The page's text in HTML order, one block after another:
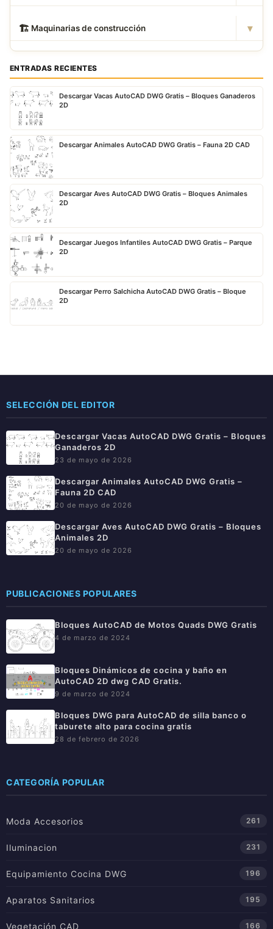
🏗 ️ Maquinarias de construcción ▾
ENTRADAS RECIENTES
Descargar Vacas AutoCAD DWG Gratis – Bloques Ganaderos
2D
Descargar Animales AutoCAD DWG Gratis – Fauna 2D CAD
Descargar Aves AutoCAD DWG Gratis – Bloques Animales
2D
Descargar Juegos Infantiles AutoCAD DWG Gratis – Parque
2D
Descargar Perro Salchicha AutoCAD DWG Gratis – Bloque
2D
SELECCIÓN DEL EDITOR
Descargar Vacas AutoCAD DWG Gratis – Bloques
Ganaderos 2D
23 de mayo de 2026
Descargar Animales AutoCAD DWG Gratis –
Fauna 2D CAD
20 de mayo de 2026
Descargar Aves AutoCAD DWG Gratis – Bloques
Animales 2D
20 de mayo de 2026
PUBLICACIONES POPULARES
Bloques AutoCAD de Motos Quads DWG Gratis
4 de marzo de 2024
Bloques Dinámicos de cocina y baño en
AutoCAD 2D dwg CAD Gratis.
9 de marzo de 2024
Bloques DWG para AutoCAD de silla banco o
taburete alto para cocina gratis
28 de febrero de 2026
CATEGORÍA POPULAR
Moda Accesorios 261
Iluminacion 231
Equipamiento Cocina DWG 196
Aparatos Sanitarios 195
Vegetación CAD 166